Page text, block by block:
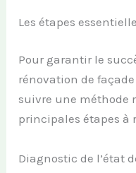
Les étapes
Pour garantir le
rénovation de
suivre une méthode
principales étapes à
Diagnostic de l’état